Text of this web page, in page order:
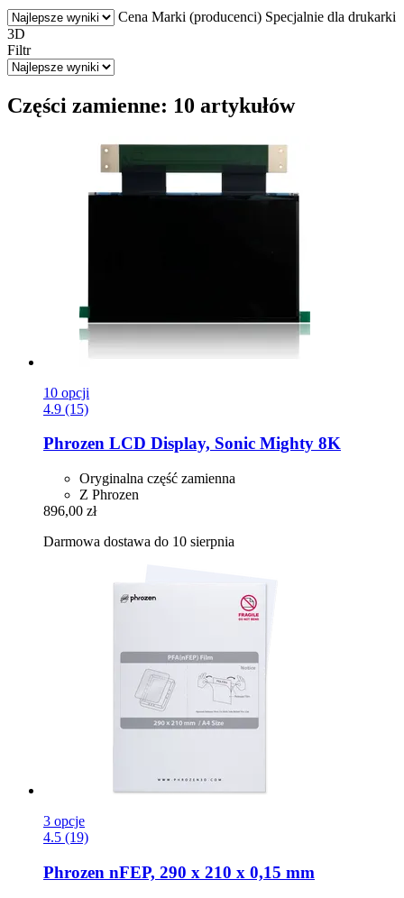
Cena Marki (producenci) Specjalnie dla drukarki
3D
Filtr
Części zamienne: 10 artykułów
10 opcji
4.9 (15)
Phrozen LCD Display, Sonic Mighty 8K
Oryginalna część zamienna
Z Phrozen
896,00 zł
Darmowa dostawa do 10 sierpnia
3 opcje
4.5 (19)
Phrozen nFEP, 290 x 210 x 0,15 mm